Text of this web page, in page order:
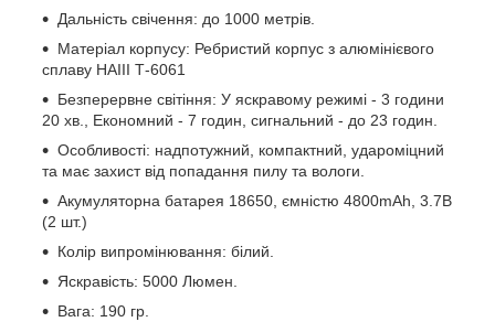
Дальність свічення: до 1000 метрів.
Матеріал корпусу: Ребристий корпус з алюмінієвого
сплаву HAIII Т-6061
Безперервне світіння: У яскравому режимі - 3 години
20 хв., Економний - 7 годин, сигнальний - до 23 годин.
Особливості: надпотужний, компактний, удароміцний
та має захист від попадання пилу та вологи.
Акумуляторна батарея 18650, ємністю 4800mAh, 3.7В
(2 шт.)
Колір випромінювання: білий.
Яскравість: 5000 Люмен.
Вага: 190 гр.